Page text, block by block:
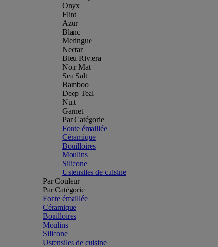
Onyx
Flint
Azur
Blanc
Meringue
Nectar
Bleu Riviera
Noir Mat
Sea Salt
Bamboo
Deep Teal
Nuit
Garnet
Par Catégorie
Fonte émaillée
Céramique
Bouilloires
Moulins
Silicone
Ustensiles de cuisine
Par Couleur
Par Catégorie
Fonte émaillée
Céramique
Bouilloires
Moulins
Silicone
Ustensiles de cuisine